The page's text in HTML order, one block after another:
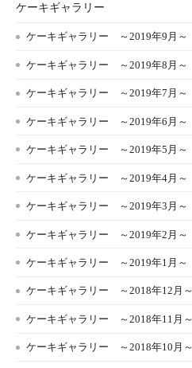
ケーキギャラリー
ケーキギャラリー ～2019年9月～
ケーキギャラリー ～2019年8月～
ケーキギャラリー ～2019年7月～
ケーキギャラリー ～2019年6月～
ケーキギャラリー ～2019年5月～
ケーキギャラリー ～2019年4月～
ケーキギャラリー ～2019年3月～
ケーキギャラリー ～2019年2月～
ケーキギャラリー ～2019年1月～
ケーキギャラリー ～2018年12月～
ケーキギャラリー ～2018年11月～
ケーキギャラリー ～2018年10月～